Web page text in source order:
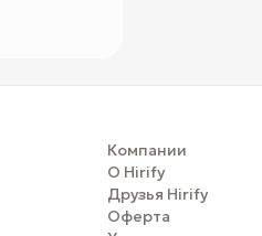
Компании
О Hirify
Друзья Hirify
Оферта